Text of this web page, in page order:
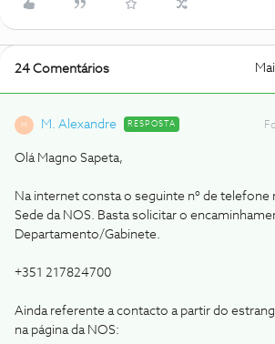
24 Comentários
M M. Alexandre RESPOSTA
Olá Magno Sapeta,
Na internet consta o seguinte nº de telefone
Sede da NOS. Basta solicitar o
Departamento/Gabinete.
+351 217824700
Ainda referente a contacto a partir do
na página da NOS: